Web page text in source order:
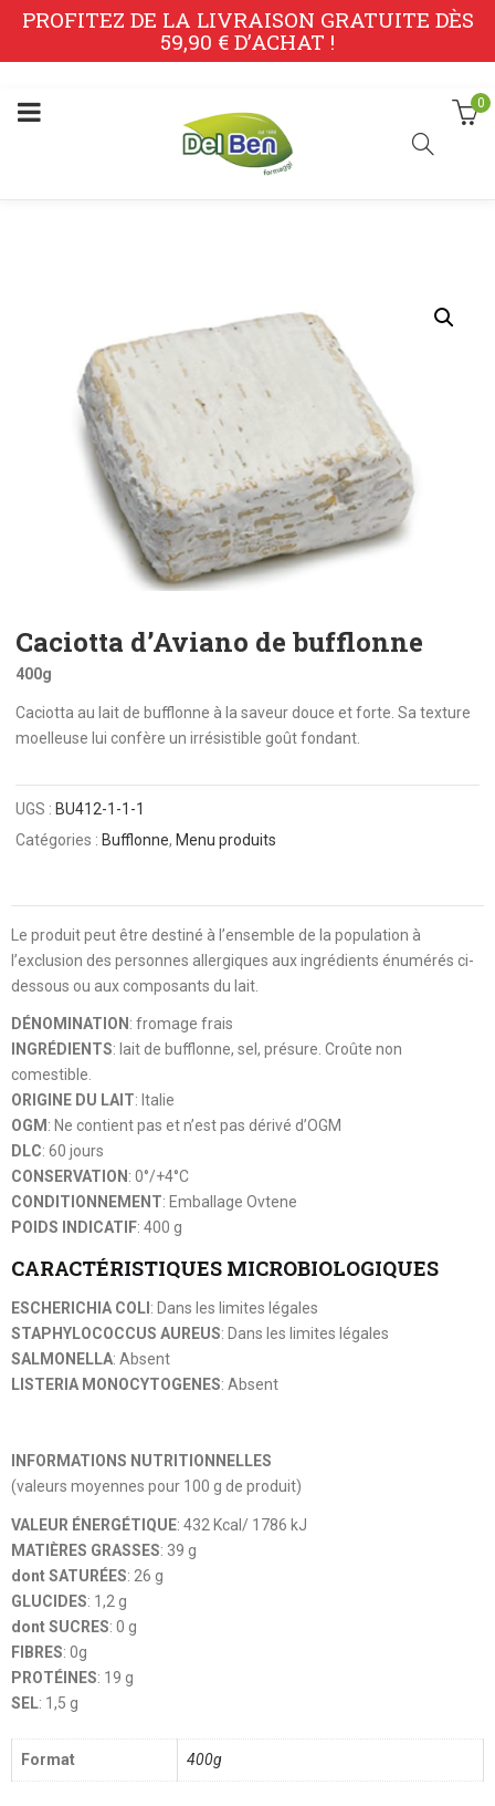
PROFITEZ DE LA LIVRAISON GRATUITE DÈS
59,90 € D’ACHAT !
0
Caciotta d’Aviano de bufflonne
400g
Caciotta au lait de bufflonne à la saveur douce et forte. Sa texture
moelleuse lui confère un irrésistible goût fondant.
UGS : BU412-1-1-1
Catégories : Bufflonne, Menu produits
Le produit peut être destiné à l’ensemble de la population à
l’exclusion des personnes allergiques aux ingrédients énumérés ci-
dessous ou aux composants du lait.
DÉNOMINATION : fromage frais
INGRÉDIENTS: lait de bufflonne, sel, présure. Croûte non
comestible.
ORIGINE DU LAIT: Italie
OGM : Ne contient pas et n’est pas dérivé d’OGM
DLC: 60 jours
CONSERVATION : 0°/+4°C
CONDITIONNEMENT: Emballage Ovtene
POIDS INDICATIF: 400 g
CARACTÉRISTIQUES MICROBIOLOGIQUES
ESCHERICHIA COLI : Dans les limites légales
STAPHYLOCOCCUS AUREUS: Dans les limites légales
SALMONELLA: Absent
LISTERIA MONOCYTOGENES: Absent
INFORMATIONS NUTRITIONNELLES
(valeurs moyennes pour 100 g de produit)
VALEUR ÉNERGÉTIQUE: 432 Kcal/ 1786 kJ
MATIÈRES GRASSES: 39 g
dont SATURÉES: 26 g
GLUCIDES: 1,2 g
dont SUCRES: 0 g
FIBRES: 0g
PROTÉINES: 19 g
SEL: 1,5 g
Format 400g